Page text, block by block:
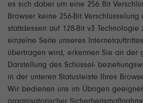
es sich dabei um eine 256 Bit
Browser keine 256-Bit
stattdessen auf 128-Bit v3 Technologie
einzelne Seite unseres
übertragen wird, erkennen Sie an der
Darstellung des Schüssel-
in der unteren Statusleiste Ihres
Wir bedienen uns im Übrigen